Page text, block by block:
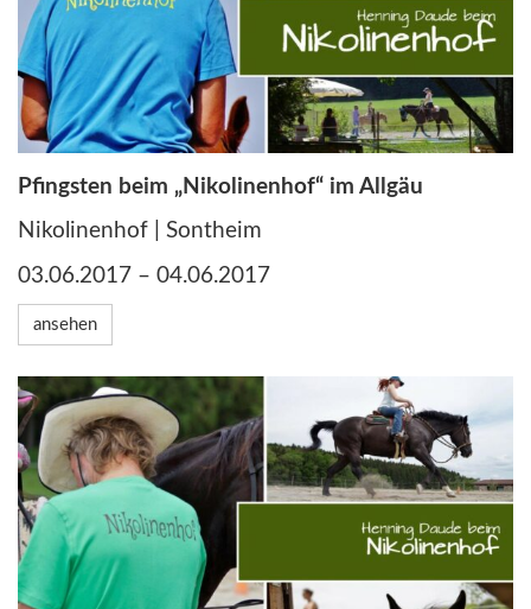
Pfingsten beim „Nikolinenhof“ im Allgäu
Nikolinenhof | Sontheim
03.06.2017 – 04.06.2017
ansehen